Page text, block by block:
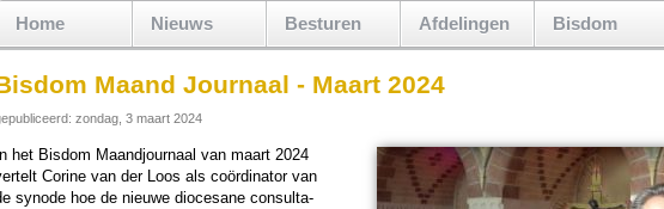
Home Nieuws Besturen Afdelingen Bisdom
Maand Journaal - Maart 2024
zondag, 3 maart 2024
het Bisdom Maandjour­naal van maart 2024
Corine van der Loos als coördinator van
synode hoe de nieuwe dio­ce­sane consul­ta­